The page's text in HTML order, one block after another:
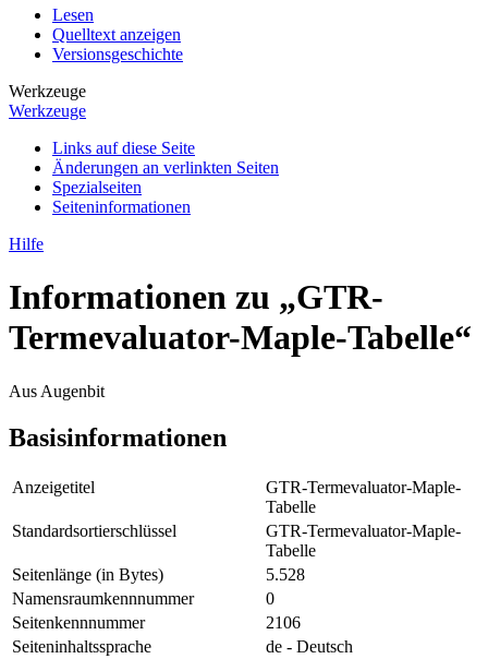
Lesen
Quelltext anzeigen
Versionsgeschichte
Werkzeuge
Werkzeuge
Links auf diese Seite
Änderungen an verlinkten Seiten
Spezialseiten
Seiten­­informationen
Hilfe
Informationen zu „GTR-
Termevaluator-Maple-Tabelle“
Aus Augenbit
Basisinformationen
Anzeigetitel
GTR-Termevaluator-Maple-
Tabelle
Standardsortierschlüssel
GTR-Termevaluator-Maple-
Tabelle
Seitenlänge (in Bytes)
5.528
Namensraumkennnummer
0
Seitenkennnummer
2106
Seiteninhaltssprache
de - Deutsch